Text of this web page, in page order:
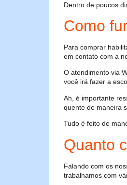
Dentro de poucos
Como
Para comprar
em contato com a
O atendimento via
você irá fazer a
Ah, é importante
quente de maneira
Tudo é feito de
Quanto
Falando com os
trabalhamos com